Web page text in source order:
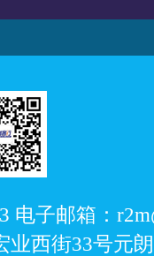
电子邮箱：
西街33号元